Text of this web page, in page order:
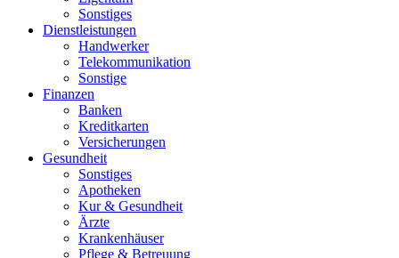
Sonstiges
Dienstleistungen
Handwerker
Telekommunikation
Sonstige
Finanzen
Banken
Kreditkarten
Versicherungen
Gesundheit
Sonstiges
Apotheken
Kur & Gesundheit
Ärzte
Krankenhäuser
Pflege & Betreuung